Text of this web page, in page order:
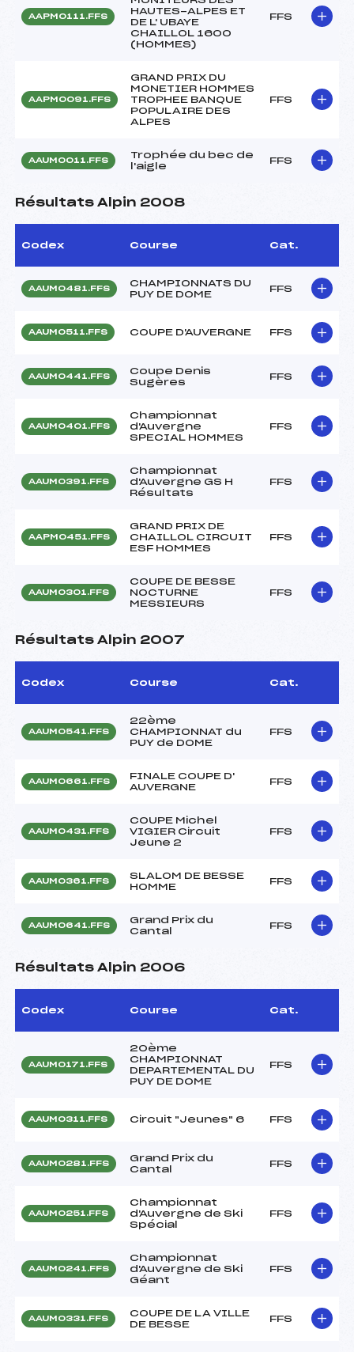
AAPM0111.FFS
HAUTES-ALPES ET
DE L' UBAYE
CHAILLOL 1600
(HOMMES)
FFS
AAPM0091.FFS
GRAND PRIX DU
MONETIER HOMMES
TROPHEE BANQUE
POPULAIRE DES
ALPES
FFS
AAUM0011.FFS
Trophée du bec de
l'aigle
FFS
Résultats Alpin 2008
Codex Course Cat.
AAUM0481.FFS
CHAMPIONNATS DU
PUY DE DOME
FFS
AAUM0511.FFS COUPE D'AUVERGNE FFS
AAUM0441.FFS
Coupe Denis
Sugères
FFS
AAUM0401.FFS
Championnat
d'Auvergne
SPECIAL HOMMES
FFS
AAUM0391.FFS
Championnat
d'Auvergne GS H
Résultats
FFS
AAPM0451.FFS
GRAND PRIX DE
CHAILLOL CIRCUIT
ESF HOMMES
FFS
AAUM0301.FFS
COUPE DE BESSE
NOCTURNE
MESSIEURS
FFS
Résultats Alpin 2007
Codex Course Cat.
AAUM0541.FFS
22ème
CHAMPIONNAT du
PUY de DOME
FFS
AAUM0661.FFS
FINALE COUPE D'
AUVERGNE
FFS
AAUM0431.FFS
COUPE Michel
VIGIER Circuit
Jeune 2
FFS
AAUM0361.FFS
SLALOM DE BESSE
HOMME
FFS
AAUM0641.FFS
Grand Prix du
Cantal
FFS
Résultats Alpin 2006
Codex Course Cat.
AAUM0171.FFS
20ème
CHAMPIONNAT
DEPARTEMENTAL DU
PUY DE DOME
FFS
AAUM0311.FFS Circuit "Jeunes" 6 FFS
AAUM0281.FFS
Grand Prix du
Cantal
FFS
AAUM0251.FFS
Championnat
d'Auvergne de Ski
Spécial
FFS
AAUM0241.FFS
Championnat
d'Auvergne de Ski
Géant
FFS
AAUM0331.FFS
COUPE DE LA VILLE
DE BESSE
FFS